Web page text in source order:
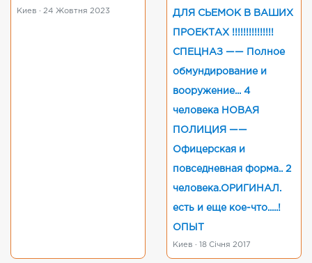
Киев · 24 Жовтня 2023 ДЛЯ СЬЕМОК В ВАШИХ
ПРОЕКТАХ !!!!!!!!!!!!!!!
СПЕЦНАЗ —— Полное
обмундирование и
вооружение... 4
человека НОВАЯ
ПОЛИЦИЯ ——
Офицерская и
повседневная форма.. 2
человека.ОРИГИНАЛ.
есть и еще кое-что.....!
ОПЫТ
Киев · 18 Січня 2017